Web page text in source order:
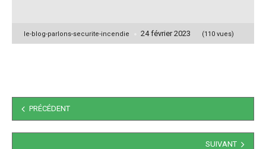
Posted
le-blog-parlons-securite-incendie 24 février 2023 (110 vues)
Navigation
des
articles
PRÉCÉDENT
SUIVANT